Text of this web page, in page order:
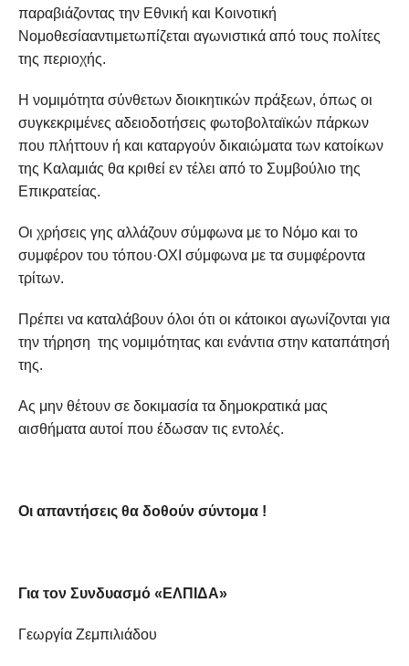
παραβιάζοντας την Εθνική και Κοινοτική
Νομοθεσίααντιμετωπίζεται αγωνιστικά από τους πολίτες
της περιοχής.
Η νομιμότητα σύνθετων διοικητικών πράξεων, όπως οι
συγκεκριμένες αδειοδοτήσεις φωτοβολταϊκών πάρκων
που πλήττουν ή και καταργούν δικαιώματα των κατοίκων
της Καλαμιάς θα κριθεί εν τέλει από το Συμβούλιο της
Επικρατείας.
Οι χρήσεις γης αλλάζουν σύμφωνα με το Νόμο και το
συμφέρον του τόπου·ΟΧΙ σύμφωνα με τα συμφέροντα
τρίτων.
Πρέπει να καταλάβουν όλοι ότι οι κάτοικοι αγωνίζονται για
την τήρηση της νομιμότητας και ενάντια στην καταπάτησή
της.
Ας μην θέτουν σε δοκιμασία τα δημοκρατικά μας
αισθήματα αυτοί που έδωσαν τις εντολές.
Οι απαντήσεις θα δοθούν σύντομα !
Για τον Συνδυασμό «ΕΛΠΙΔΑ»
Γεωργία Ζεμπιλιάδου